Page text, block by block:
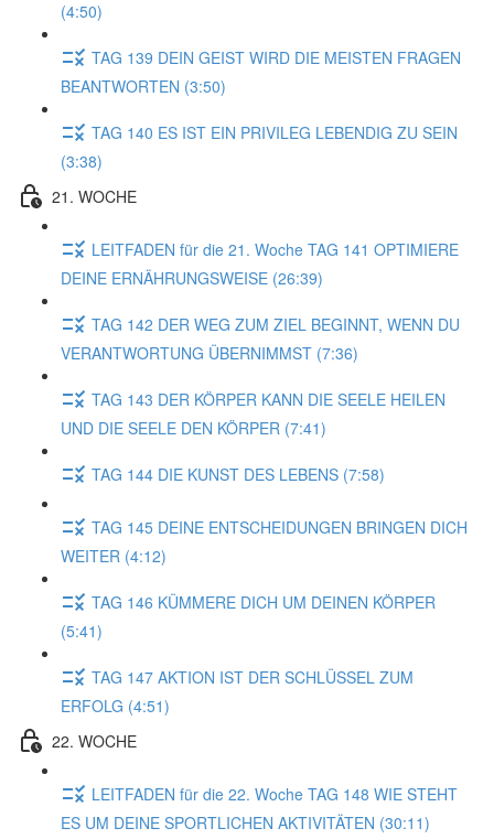
(4:50)
TAG 139 DEIN GEIST WIRD DIE MEISTEN FRAGEN
BEANTWORTEN (3:50)
TAG 140 ES IST EIN PRIVILEG LEBENDIG ZU SEIN
(3:38)
21. WOCHE
LEITFADEN für die 21. Woche TAG 141 OPTIMIERE
DEINE ERNÄHRUNGSWEISE (26:39)
TAG 142 DER WEG ZUM ZIEL BEGINNT, WENN DU
VERANTWORTUNG ÜBERNIMMST (7:36)
TAG 143 DER KÖRPER KANN DIE SEELE HEILEN
UND DIE SEELE DEN KÖRPER (7:41)
TAG 144 DIE KUNST DES LEBENS (7:58)
TAG 145 DEINE ENTSCHEIDUNGEN BRINGEN DICH
WEITER (4:12)
TAG 146 KÜMMERE DICH UM DEINEN KÖRPER
(5:41)
TAG 147 AKTION IST DER SCHLÜSSEL ZUM
ERFOLG (4:51)
22. WOCHE
LEITFADEN für die 22. Woche TAG 148 WIE STEHT
ES UM DEINE SPORTLICHEN AKTIVITÄTEN (30:11)